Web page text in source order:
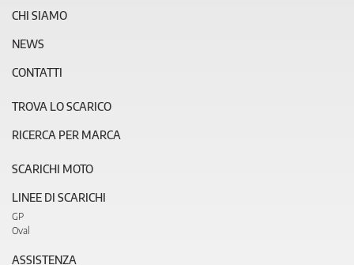
CHI SIAMO
NEWS
CONTATTI
TROVA LO SCARICO
RICERCA PER MARCA
SCARICHI MOTO
LINEE DI SCARICHI
GP
Oval
ASSISTENZA